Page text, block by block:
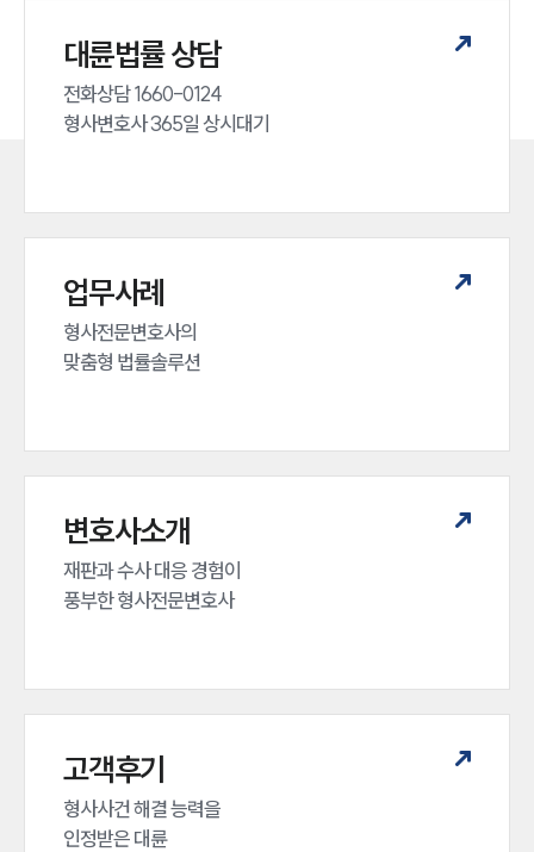
대륜법률 상담
전화상담 1660-0124
형사변호사 365일 상시대기
업무사례
형사전문변호사의
맞춤형 법률솔루션
변호사소개
재판과 수사 대응 경험이
풍부한 형사전문변호사
고객후기
형사사건 해결 능력을
인정받은 대륜